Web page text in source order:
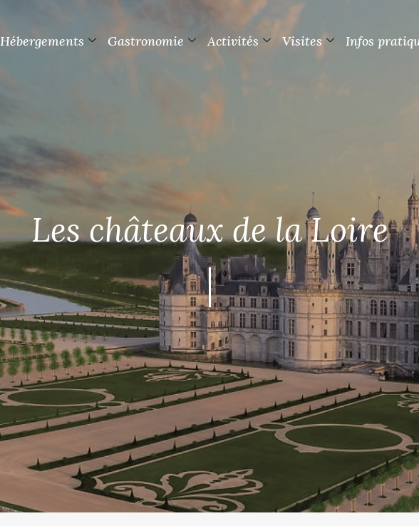
Hébergements Gastronomie Activités Visites Infos
Les châteaux de la Loire